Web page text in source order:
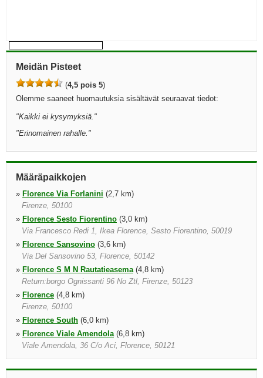
Meidän Pisteet
(4,5 pois 5)
Olemme saaneet huomautuksia sisältävät seuraavat tiedot:
"Kaikki ei kysymyksiä. "
"Erinomainen rahalle. "
Määräpaikkojen
» Florence Via Forlanini (2,7 km)
Firenze, 50100
» Florence Sesto Fiorentino (3,0 km)
Via Francesco Redi 1, Ikea Florence, Sesto Fiorentino, 50019
» Florence Sansovino (3,6 km)
Via Del Sansovino 53, Florence, 50142
» Florence S M N Rautatieasema(4,8 km)
Return:borgo Ognissanti 96 No Ztl, Firenze, 50123
» Florence (4,8 km)
Firenze, 50100
» Florence South (6,0 km)
» Florence Viale Amendola(6,8 km)
Viale Amendola, 36 C/o Aci, Florence, 50121
»Florence City Centre East(9,3 km)
Via Giorgio Ambrosoli 30, Florence, 50136